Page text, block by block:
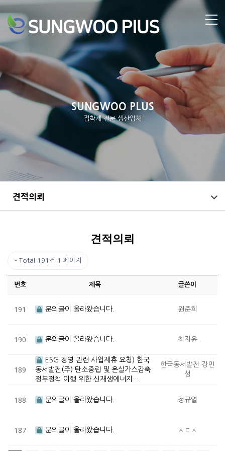
SUNGWOO PLUS
접착제 전문 생산업체
견적의뢰
견적의뢰
Total 191건 1 페이지
번호 제목 글쓴이
191 문의글이 올라왔습니다. 원준희
190 문의글이 올라왔습니다. 최지윤
189
ESG 경영 관련 사업제휴 요청) 한국
동서발전(주) 탄소중립 및 온실가스감축
정부정책 이행 위한 신재생에너지…
한국동서발전 강민
성
188 문의글이 올라왔습니다. 정규열
187 문의글이 올라왔습니다. ㅅㄷㅅ